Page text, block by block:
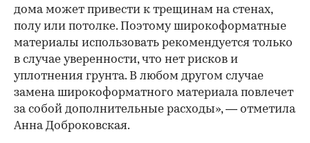
дома может привести к трещинам на стенах,
полу или потолке. Поэтому широкоформатные
материалы использовать рекомендуется только
в случае уверенности, что нет рисков и
уплотнения грунта. В любом другом случае
замена широкоформатного материала повлечет
за собой дополнительные расходы», — отметила
Анна Доброковская.